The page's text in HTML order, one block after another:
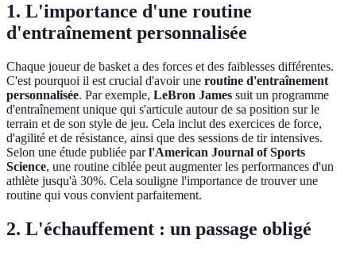
1. L'importance d'une routine
d'entraînement personnalisée
Chaque joueur de basket a des forces et des faiblesses différentes.
C'est pourquoi il est crucial d'avoir une routine d'entraînement
personnalisée. Par exemple, LeBron James suit un programme
d'entraînement unique qui s'articule autour de sa position sur le
terrain et de son style de jeu. Cela inclut des exercices de force,
d'agilité et de résistance, ainsi que des sessions de tir intensives.
Selon une étude publiée parl'American Journal of Sports
Science, une routine ciblée peut augmenter les performances d'un
athlète jusqu'à 30%. Cela souligne l'importance de trouver une
routine qui vous convient parfaitement.
2. L'échauffement : un passage obligé